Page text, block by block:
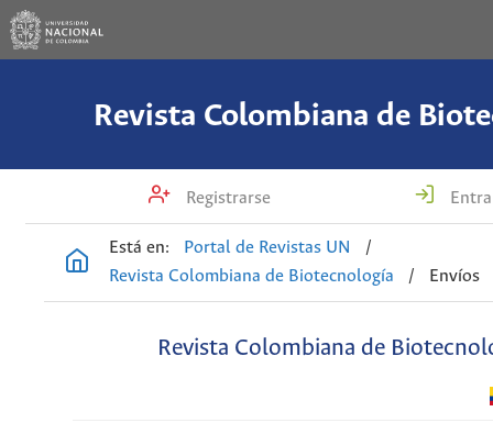
Revista Colombiana de
Registrarse
Está en: Portal de Revistas UN
/
Revista Colombiana de Biotecnología
/ Envíos
Revista Colombiana de